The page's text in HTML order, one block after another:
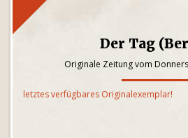
Der Tag
Originale Zeitung vom
letztes verfügbares Originalexemplar!